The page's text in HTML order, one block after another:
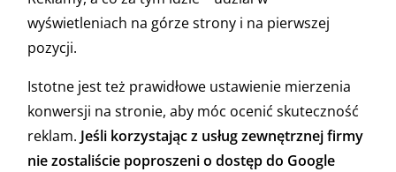
wyświetleniach na górze strony i na pierwszej
pozycji.
Istotne jest też prawidłowe ustawienie mierzenia
konwersji na stronie, aby móc ocenić skuteczność
reklam. Jeśli korzystając z usług zewnętrznej firmy
nie zostaliście poproszeni o dostęp do Google